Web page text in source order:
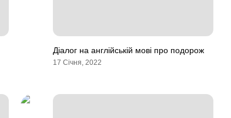
Діалог на англійській мові про подорож
17 Січня, 2022